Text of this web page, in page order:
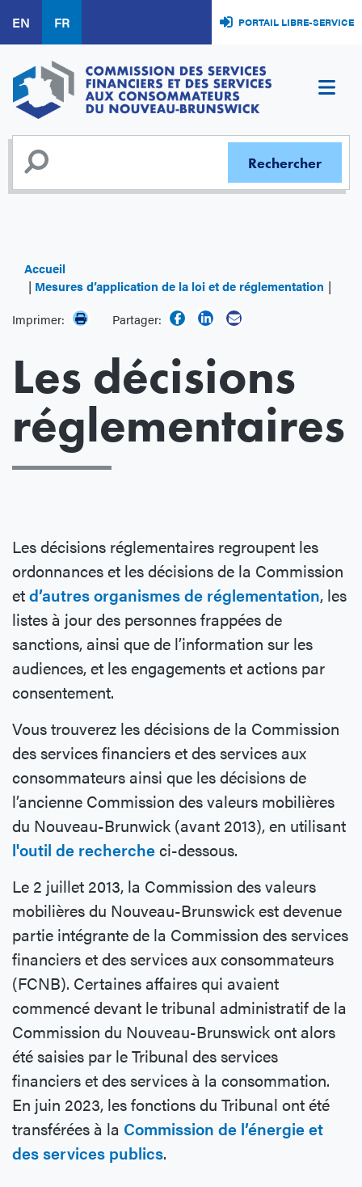
au
contenu
principal
EN FR PORTAIL LIBRE-SERVICE
Accueil
Mesures d’application de la loi et de réglementation
Imprimer:
Partager:
Les décisions
réglementaires
Les décisions réglementaires regroupent les
ordonnances et les décisions de la Commission
etd’autres organismes de réglementation, les
listes à jour des personnes frappées de
sanctions, ainsi que de l’information sur les
audiences, et les engagements et actions par
consentement.
Vous trouverez les décisions de la Commission
des services financiers et des services aux
consommateurs ainsi que les décisions de
l’ancienne Commission des valeurs mobilières
du Nouveau-Brunwick (avant 2013), en utilisant
l'outil de rechercheci-dessous.
Le 2 juillet 2013, la Commission des valeurs
mobilières du Nouveau-Brunswick est devenue
partie intégrante de la Commission des services
financiers et des services aux consommateurs
(FCNB). Certaines affaires qui avaient
commencé devant le tribunal administratif de la
Commission du Nouveau-Brunswick ont alors
été saisies par le Tribunal des services
financiers et des services à la consommation.
En juin 2023, les fonctions du Tribunal ont été
transférées à la Commission de l’énergie et
des services publics.